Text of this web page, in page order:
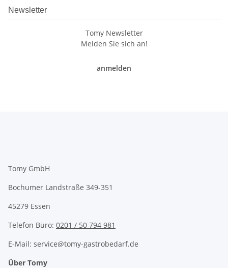
Newsletter
Tomy Newsletter
Melden Sie sich an!
anmelden
Tomy GmbH
Bochumer Landstraße 349-351
45279 Essen
Telefon Büro: 0201 / 50 794 981
E-Mail: service@tomy-gastrobedarf.de
Über Tomy